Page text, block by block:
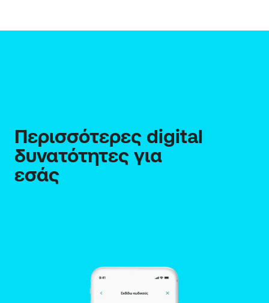
Περισσότερες digital
δυνατότητες για
εσάς